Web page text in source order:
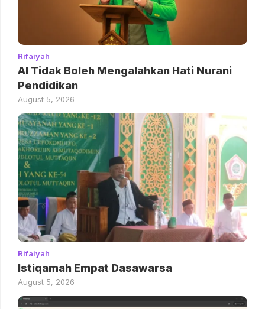
Rifaiyah
AI Tidak Boleh Mengalahkan Hati Nurani
Pendidikan
August 5, 2026
Rifaiyah
Istiqamah Empat Dasawarsa
August 5, 2026